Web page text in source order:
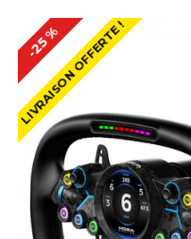
LIVRAISON OFFERTE !
-25 %